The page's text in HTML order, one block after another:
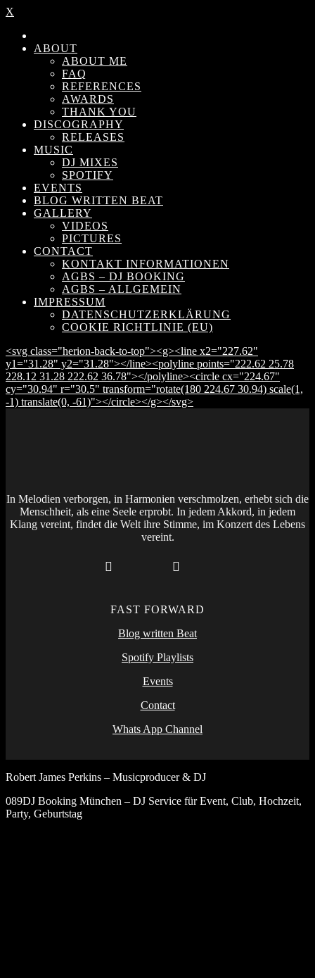
X
ABOUT
ABOUT ME
FAQ
REFERENCES
AWARDS
THANK YOU
DISCOGRAPHY
RELEASES
MUSIC
DJ MIXES
SPOTIFY
EVENTS
BLOG WRITTEN BEAT
GALLERY
VIDEOS
PICTURES
CONTACT
KONTAKT INFORMATIONEN
AGBS – DJ BOOKING
AGBS – ALLGEMEIN
IMPRESSUM
DATENSCHUTZERKLÄRUNG
COOKIE RICHTLINIE (EU)
<svg class="herion-back-to-top"><g><line x2="227.62"
y1="31.28" y2="31.28"></line><polyline points="222.62 25.78
228.12 31.28 222.62 36.78"></polyline><circle cx="224.67"
cy="30.94" r="30.5" transform="rotate(180 224.67 30.94) scale(1,
-1) translate(0, -61)"></circle></g></svg>
In Melodien verborgen, in Harmonien verschmolzen, erhebt sich die
Menschheit, als eine Seele erprobt. In jedem Akkord, in jedem
Klang vereint, findet die Welt ihre Stimme, im Konzert des Lebens
vereint.
FAST FORWARD
Blog written Beat
Spotify Playlists
Events
Contact
Whats App Channel
Robert James Perkins – Musicproducer & DJ
089DJ Booking München – DJ Service für Event, Club, Hochzeit,
Party, Geburtstag